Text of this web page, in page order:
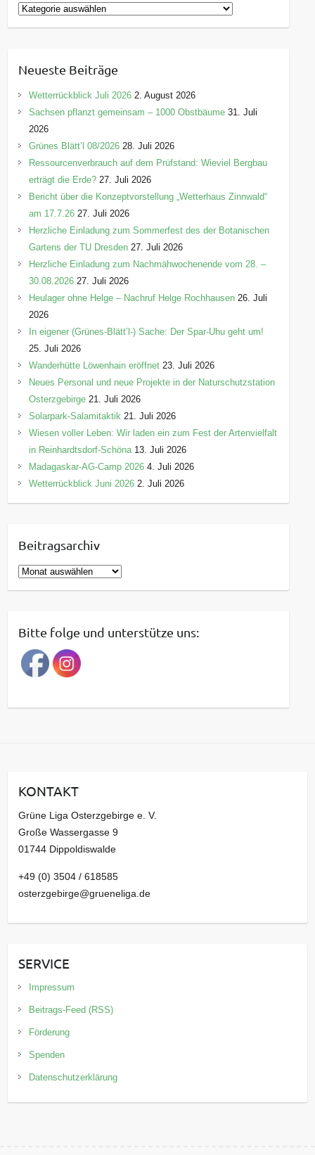
K
a
g
o
r
e
n
Neueste Beiträge
Wetterrückblick Juli 2026 2. August 2026
Sachsen pflanzt gemeinsam – 1000 Obstbäume 31. Juli
2026
Grünes Blätt’l 08/2026 28. Juli 2026
Ressourcenverbrauch auf dem Prüfstand: Wieviel Bergbau
erträgt die Erde? 27. Juli 2026
Bericht über die Konzeptvorstellung „Wetterhaus Zinnwald“
am 17.7.26 27. Juli 2026
Herzliche Einladung zum Sommerfest des der Botanischen
Gartens der TU Dresden 27. Juli 2026
Herzliche Einladung zum Nachmähwochenende vom 28. –
30.08.2026 27. Juli 2026
Heulager ohne Helge – Nachruf Helge Rochhausen 26. Juli
2026
In eigener (Grünes-Blätt’l-) Sache: Der Spar-Uhu geht um!
25. Juli 2026
Wanderhütte Löwenhain eröffnet 23. Juli 2026
Neues Personal und neue Projekte in der Naturschutzstation
Osterzgebirge 21. Juli 2026
Solarpark-Salamitaktik 21. Juli 2026
Wiesen voller Leben: Wir laden ein zum Fest der Artenvielfalt
in Reinhardtsdorf-Schöna 13. Juli 2026
Madagaskar-AG-Camp 2026 4. Juli 2026
Wetterrückblick Juni 2026 2. Juli 2026
Beitragsarchiv
B
e
r
a
g
a
v
Bitte folge und unterstütze uns:
KONTAKT
Grüne Liga Osterzgebirge e. V.
Große Wassergasse 9
01744 Dippoldiswalde
+49 (0) 3504 / 618585
osterzgebirge@grueneliga.de
SERVICE
Impressum
Beitrags-Feed (RSS)
Förderung
Spenden
Datenschutzerklärung